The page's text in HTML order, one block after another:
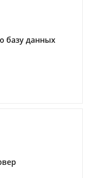
базу данных